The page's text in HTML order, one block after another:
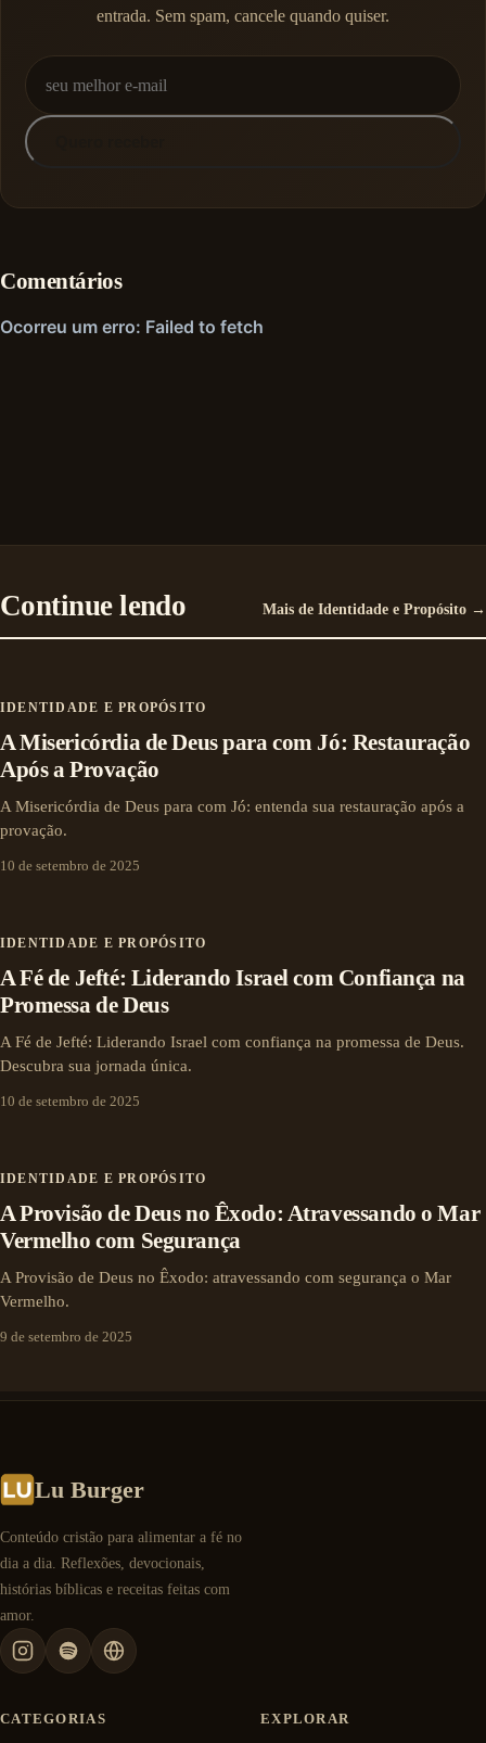
entrada. Sem spam, cancele quando quiser.
Comentários
Continue lendo Mais de Identidade e Propósito →
IDENTIDADE E PROPÓSITO
A Misericórdia de Deus para com Jó: Restauração
Após a Provação
A Misericórdia de Deus para com Jó: entenda sua restauração após a
provação.
10 de setembro de 2025
IDENTIDADE E PROPÓSITO
A Fé de Jefté: Liderando Israel com Confiança na
Promessa de Deus
A Fé de Jefté: Liderando Israel com confiança na promessa de Deus.
Descubra sua jornada única.
10 de setembro de 2025
IDENTIDADE E PROPÓSITO
A Provisão de Deus no Êxodo: Atravessando o Mar
Vermelho com Segurança
A Provisão de Deus no Êxodo: atravessando com segurança o Mar
Vermelho.
9 de setembro de 2025
Lu Burger
Conteúdo cristão para alimentar a fé no
dia a dia. Reflexões, devocionais,
histórias bíblicas e receitas feitas com
amor.
CATEGORIAS EXPLORAR